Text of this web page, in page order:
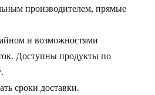
производителем, прямые
и возможностями
Доступны продукты по
сроки доставки.